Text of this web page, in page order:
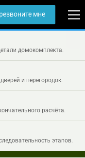
мне
домокомплекта.
и перегородок.
расчёта.
этапов.